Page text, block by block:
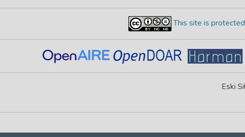
This site is
Eski